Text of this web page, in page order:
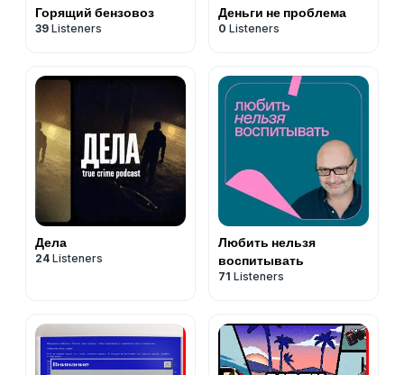
Горящий бензовоз
39 Listeners
Деньги не проблема
0 Listeners
Дела
24 Listeners
Любить нельзя
воспитывать
71 Listeners